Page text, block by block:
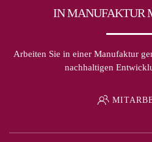
IN MANUFAKTUR
Arbeiten Sie in einer Manufaktur
nachhaltigen